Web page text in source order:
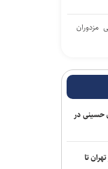
مزدوران
و رژیم
یافت
خود
حسینی در
تا